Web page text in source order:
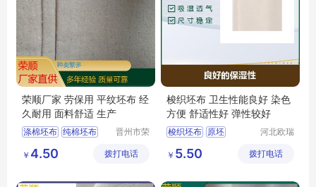
荣顺厂家 劳保用 平纹坯布 经
久耐用 面料舒适 生产
涤棉坯布 纯棉坯布
涤棉起绒布
平纹坯布
晋州市荣
限公司
￥ 4.50 拨打电话
梭织坯布 卫生性能良好 染色
方便 舒适性好 弹性较好
梭织坯布 原坯
平纹坯布
河北欧瑞
有限公司
￥ 5.50 拨打电话